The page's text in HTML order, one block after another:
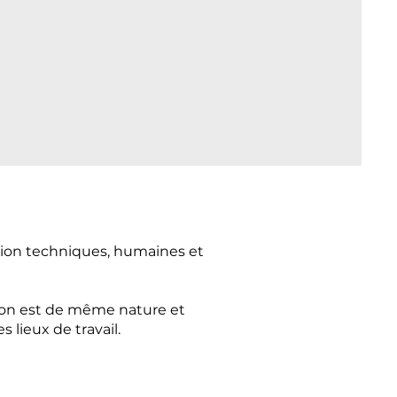
techniques, humaines et
est de même nature et
lieux de travail.